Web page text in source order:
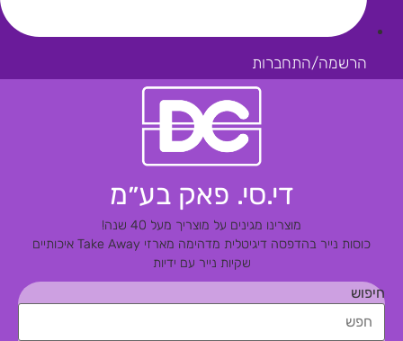
הרשמה/התחברות
די.סי. פאק בע״מ
מוצרינו מגינים על מוצריך מעל 40 שנה!
כוסות נייר בהדפסה דיגיטלית מדהימהמארזי Take Away איכותיים
שקיות נייר עם ידיות
חיפוש